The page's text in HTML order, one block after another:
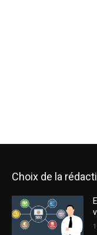
Choix de la